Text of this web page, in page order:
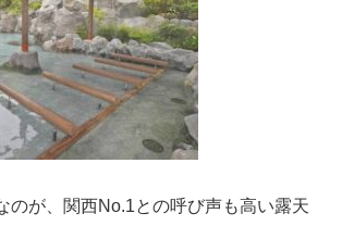
のが、関西No.1との呼び声も高い露天